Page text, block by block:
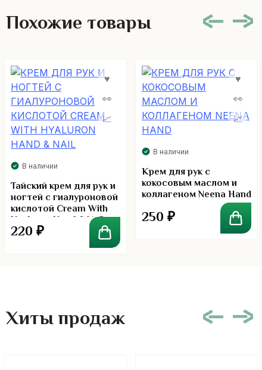
Похожие товары
В наличии
Тайский крем для рук и
ногтей с гиалуроновой
кислотой Cream With
Hyaluron Hand & Nail
220 ₽
В наличии
Крем для рук с
кокосовым маслом и
коллагеном Neena Hand
250 ₽
Хиты продаж